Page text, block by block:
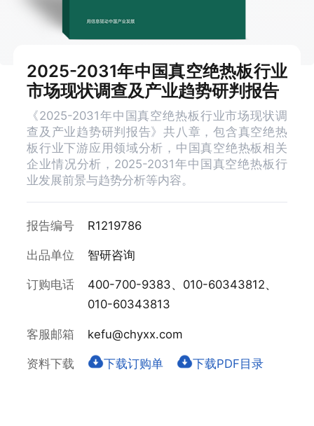
2025-2031年中国真空绝热板行业
市场现状调查及产业趋势研判报告
《2025-2031年中国真空绝热板行业市场现状调
查及产业趋势研判报告》共八章，包含真空绝热
板行业下游应用领域分析，中国真空绝热板相关
企业情况分析，2025-2031年中国真空绝热板行
业发展前景与趋势分析等内容。
报告编号 R1219786
出品单位 智研咨询
订购电话
400-700-9383、010-60343812、
010-60343813
客服邮箱 kefu@chyxx.com
资料下载 下载订购单 下载PDF目录